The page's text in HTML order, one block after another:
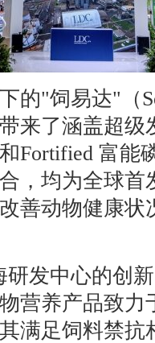
的"饲易达"（
来了涵盖超级
Fortified 富能
，均为全球首
善动物健康状
发中心的创
营养产品致力
满足饲料禁抗